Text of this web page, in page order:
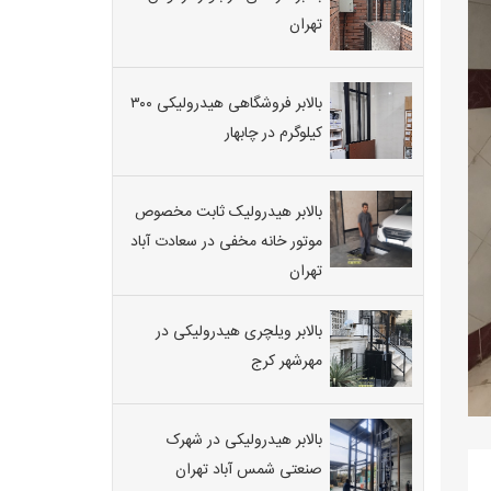
تهران
بالابر فروشگاهی هیدرولیکی ۳۰۰
کیلوگرم در چابهار
بالابر هیدرولیک ثابت مخصوص
موتور خانه مخفی در سعادت آباد
تهران
بالابر ویلچری هیدرولیکی در
مهرشهر کرج
بالابر هیدرولیکی در شهرک
صنعتی شمس آباد تهران